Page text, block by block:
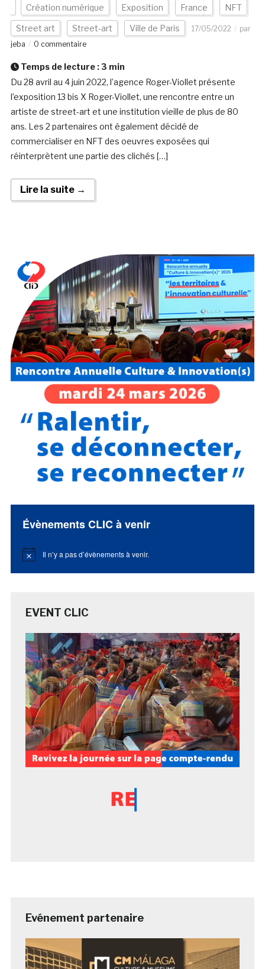
Création numérique Exposition France NFT
Street art Street-art Ville de Paris 17/05/2022
par
jeba
0 commentaire
Temps de lecture : 3 min
Du 28 avril au 4 juin 2022, l’agence Roger-Viollet présente
l’exposition 13 bis X Roger-Viollet, une rencontre entre un
artiste de street-art et une institution vieille de plus de 80
ans. Les 2 partenaires ont également décidé de
commercialiser en NFT des oeuvres exposées qui
réinterprètent une partie des clichés […]
Lire la suite →
Évènements CLIC à venir
Notice Il n’y a pas d’évènements à venir.
EVENT CLIC
Evénement partenaire